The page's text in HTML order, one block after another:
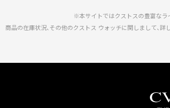
※本サイトではクストスの豊富なラ
商品の在庫状況、その他のクストス ウォッチに関しまして、詳